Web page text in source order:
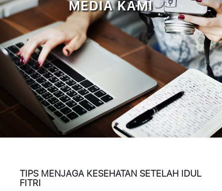
MEDIA KAMI
TIPS MENJAGA KESEHATAN SETELAH IDUL
FITRI